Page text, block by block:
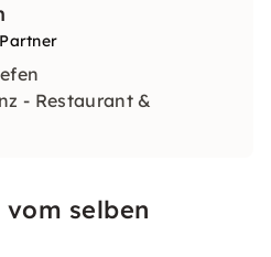
- Restaurant &
selben